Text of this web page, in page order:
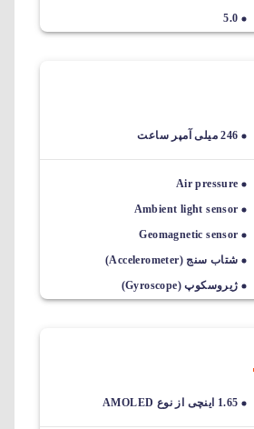
5.0
246 میلی‎ آمپر ساعت
Air pressure
Ambient light sensor
Geomagnetic sensor
شتاب سنج (Accelerometer)
ژیروسکوپ (Gyroscope)
1.65 اینچی از نوع AMOLED